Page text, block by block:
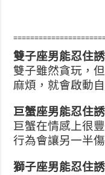
雙子座男能忍住
雙子雖然貪玩，
麻煩，就會啟動
巨蟹座男能忍住
巨蟹在情感上很
行為會讓另一半
獅子座男能忍住